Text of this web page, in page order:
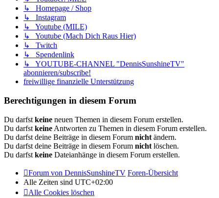
↳ Homepage / Shop
↳ Instagram
↳ Youtube (MILE)
↳ Youtube (Mach Dich Raus Hier)
↳ Twitch
↳ Spendenlink
↳ YOUTUBE-CHANNEL "DennisSunshineTV"
abonnieren/subscribe!
freiwillige finanzielle Unterstützung
Berechtigungen in diesem Forum
Du darfst keine neuen Themen in diesem Forum erstellen.
Du darfst keine Antworten zu Themen in diesem Forum erstellen.
Du darfst deine Beiträge in diesem Forum nicht ändern.
Du darfst deine Beiträge in diesem Forum nicht löschen.
Du darfst keine Dateianhänge in diesem Forum erstellen.
Forum von DennisSunshineTV Foren-Übersicht
Alle Zeiten sind UTC+02:00
Alle Cookies löschen